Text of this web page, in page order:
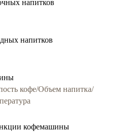
напитков
напитков
кофе/Объем напитка/
кофемашины